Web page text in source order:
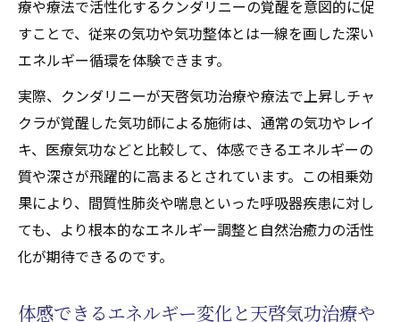
療や療法で活性化するクンダリニーの覚醒を意図的に促
すことで、従来の気功や気功整体とは一線を画した深い
エネルギー循環を体験できます。
実際、クンダリニーが天啓気功治療や療法で上昇しチャ
クラが覚醒した気功師による施術は、通常の気功やレイ
キ、医療気功などと比較して、体感できるエネルギーの
質や深さが飛躍的に高まるとされています。この相乗効
果により、間質性肺炎や喘息といった呼吸器疾患に対し
ても、より根本的なエネルギー調整と自然治癒力の活性
化が期待できるのです。
体感できるエネルギー変化と天啓気功治療や